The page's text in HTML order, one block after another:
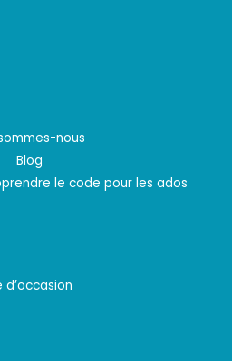
nous
Blog
le code pour les ados